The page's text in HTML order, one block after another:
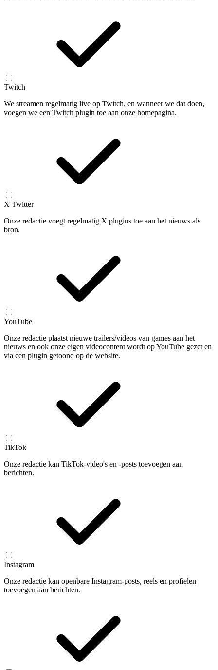
Twitch
We streamen regelmatig live op Twitch, en wanneer we dat doen,
voegen we een Twitch plugin toe aan onze homepagina.
X Twitter
Onze redactie voegt regelmatig X plugins toe aan het nieuws als
bron.
YouTube
Onze redactie plaatst nieuwe trailers/videos van games aan het
nieuws en ook onze eigen videocontent wordt op YouTube gezet en
via een plugin getoond op de website.
TikTok
Onze redactie kan TikTok-video's en -posts toevoegen aan
berichten.
Instagram
Onze redactie kan openbare Instagram-posts, reels en profielen
toevoegen aan berichten.